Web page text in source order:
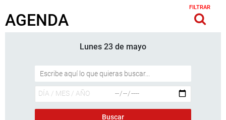
AGENDA
FILTRAR
Lunes 23 de mayo